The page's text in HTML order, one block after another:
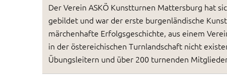
Der Verein ASKÖ Kunstturnen Mattersburg hat
gebildet und war der erste burgenländische
märchenhafte Erfolgsgeschichte, aus einem
in der östereichischen Turnlandschaft nicht
Übungsleitern und über 200 turnenden